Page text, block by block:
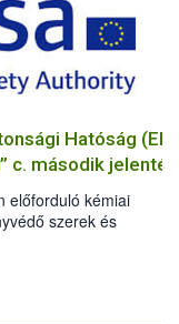
Hatóság
c. második
előforduló kémiai
szerek és
az EU-ban kielégítő